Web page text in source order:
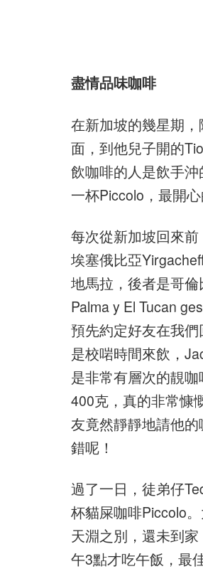
盡情品味咖啡
在新加坡的幾星期
面，到他兒子開的
飲咖啡的人是飲手
一杯Piccolo，最開
每次從新加坡回來
埃塞俄比亞
地馬拉，後者是哥
Palma y El Tucan
預先約定好友在我
是校啱時間來飲，
是非常有層次的靚
400克，真的非常慷
友竟然靜靜地請他
錯呢！
過了一日，徒弟仔
杯貓屎咖啡Piccolo
天淵之別，還未到
午3點才吃午飯，最